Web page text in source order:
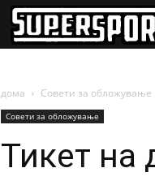
дома Совети за обложување
Совети за обложување
Тикет на